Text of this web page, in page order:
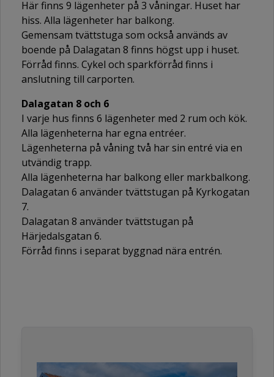
Här finns 9 lägenheter på 3 våningar. Huset har
hiss. Alla lägenheter har balkong.
Gemensam tvättstuga som också används av
boende på Dalagatan 8 finns högst upp i huset.
Förråd finns. Cykel och sparkförråd finns i
anslutning till carporten.
Dalagatan 8 och 6
I varje hus finns 6 lägenheter med 2 rum och kök.
Alla lägenheterna har egna entréer.
Lägenheterna på våning två har sin entré via en
utvändig trapp.
Alla lägenheterna har balkong eller markbalkong.
Dalagatan 6 använder tvättstugan på Kyrkogatan
7.
Dalagatan 8 använder tvättstugan på
Härjedalsgatan 6.
Förråd finns i separat byggnad nära entrén.